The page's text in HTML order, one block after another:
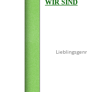
WIR SIND